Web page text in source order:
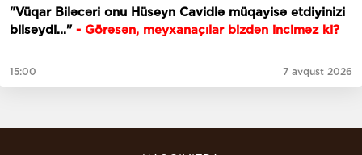
"Vüqar Biləcəri onu Hüseyn Cavidlə müqayisə etdiyinizi
bilsəydi..." - Görəsən, meyxanaçılar bizdən inciməz ki?
15:00 7 avqust 2026